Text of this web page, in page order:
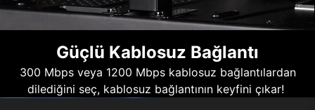
Güçlü Kablosuz Bağlantı
300 Mbps veya 1200 Mbps kablosuz bağlantılardan
dilediğini seç, kablosuz bağlantının keyfini çıkar!